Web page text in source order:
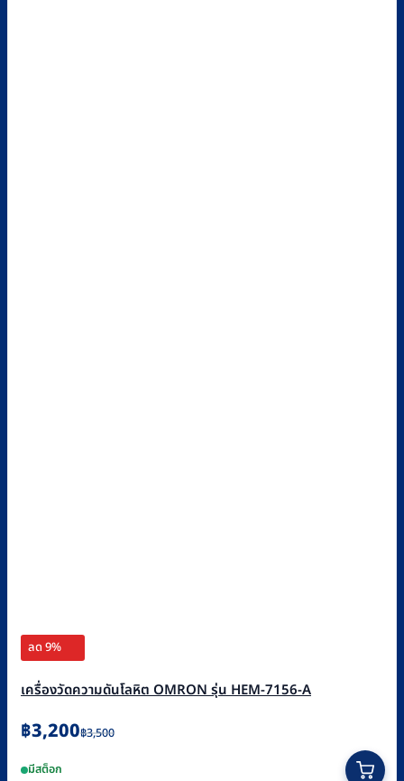
ลด 9%
เครื่องวัดความดันโลหิต OMRON รุ่น HEM-7156-A
฿3,500
Original
฿3,200
Current
มีสต็อก